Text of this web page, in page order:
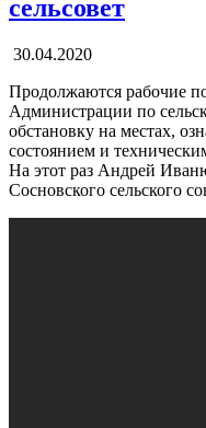
сельсовет
30.04.2020
Продолжаются рабочие
Администрации по
обстановку на местах,
состоянием и
На этот раз Андрей
Сосновского сельского